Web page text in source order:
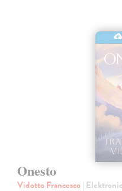
Onesto
Vidotto Francesco|